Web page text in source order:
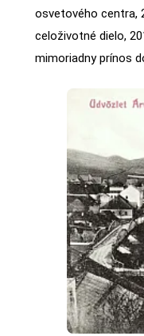
osvetového centra,
celoživotné dielo,
mimoriadny prínos